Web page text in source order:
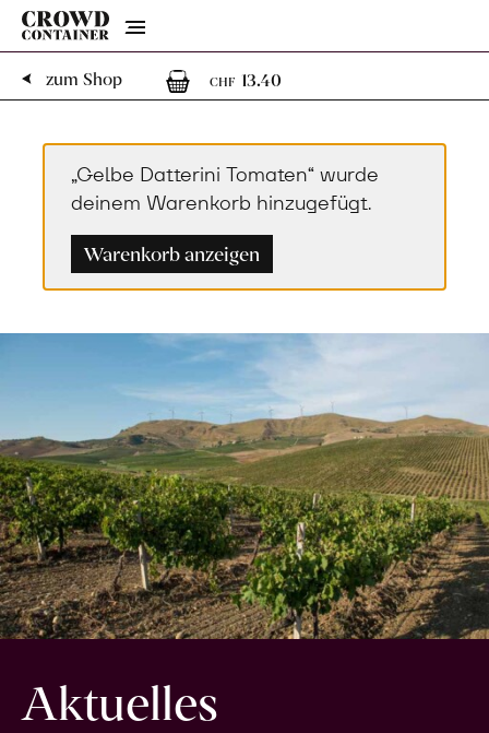
Menu
zum Shop
CHF 13.40
„Gelbe Datterini Tomaten“ wurde
deinem Warenkorb hinzugefügt.
Warenkorb anzeigen
Aktuelles